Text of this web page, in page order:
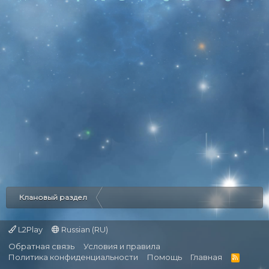
Клановый раздел
L2Play
Russian (RU)
Обратная связь
Условия и правила
Политика конфиденциальности
Помощь Главная
R
S